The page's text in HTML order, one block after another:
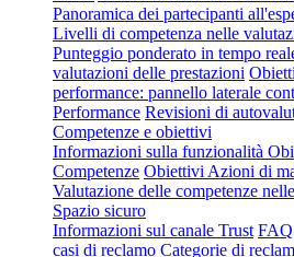
Panoramica dei partecipanti
Livelli di competenza nelle
Punteggio ponderato in tempo
valutazioni delle prestazioni
performance: pannello laterale
Performance Revisioni di
Competenze e obiettivi
Informazioni sulla funzionalità
Competenze Obiettivi Azioni di
Valutazione delle competenze
Spazio sicuro
Informazioni sul canale Trust FAQ
casi di reclamo Categorie di